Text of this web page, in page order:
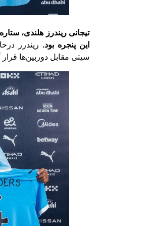
تیجانی ریندرز هلندی،
این پنجره بود.
سیتی مقابل دوربین‌ها